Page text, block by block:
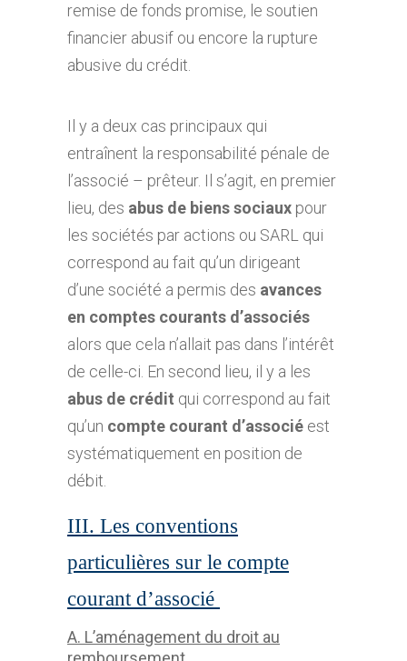
remise de fonds promise, le soutien
financier abusif ou encore la rupture
abusive du crédit.
Il y a deux cas principaux qui
entraînent la responsabilité pénale de
l’associé – prêteur. Il s’agit, en premier
lieu, des abus de biens sociaux pour
les sociétés par actions ou SARL qui
correspond au fait qu’un dirigeant
d’une société a permis des avances
en comptes courants d’associés
alors que cela n’allait pas dans l’intérêt
de celle-ci. En second lieu, il y a les
abus de crédit qui correspond au fait
qu’un compte courant d’associé est
systématiquement en position de
débit.
III. Les conventions
particulières sur le compte
courant d’associé
A. L’aménagement du droit au